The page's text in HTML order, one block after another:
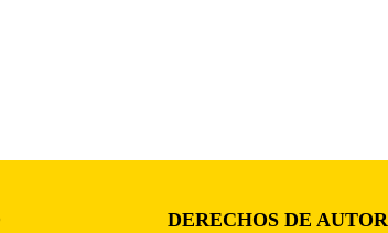
DERECHOS DE AUTOR